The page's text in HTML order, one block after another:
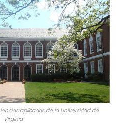
aplicadas de la Universidad de
Virginia